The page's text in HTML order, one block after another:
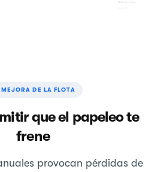
DE LA FLOTA
que el papeleo te
frene
provocan pérdidas de